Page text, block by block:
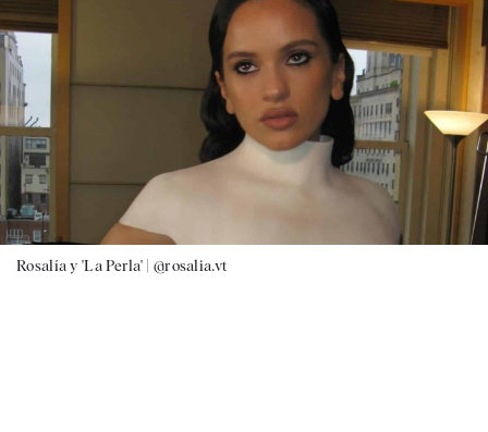
Rosalía y 'La Perla' | @rosalia.vt